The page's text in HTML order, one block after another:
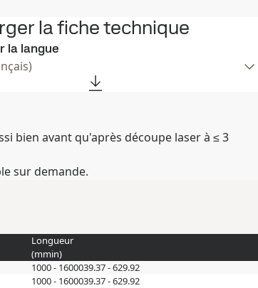
la fiche technique
la langue
(Français)
bien avant qu'après découpe laser à ≤ 3
sur demande.
Longueur
(mmin)
1000 - 1600039.37 - 629.92
1000 - 1600039.37 - 629.92